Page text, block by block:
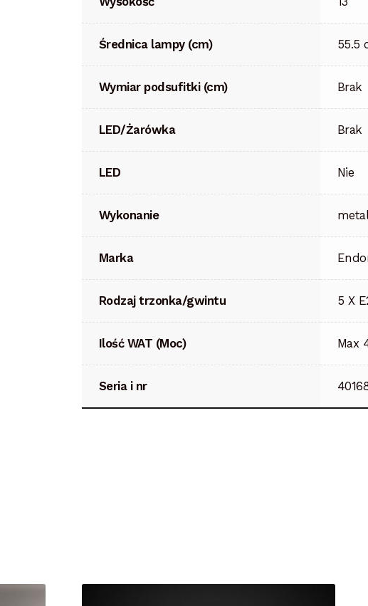
Średnica lampy (cm) 55.5
Wymiar podsufitki (cm) Brak
LED/Żarówka Brak
LED Nie
Wykonanie
Marka
Rodzaj trzonka/gwintu 5 X
Ilość WAT (Moc) Max
Seria i nr